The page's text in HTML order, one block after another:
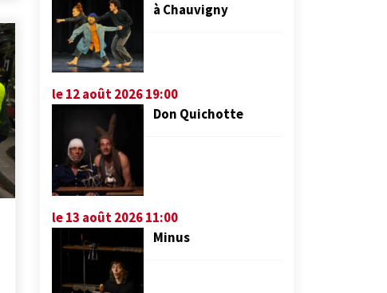
à Chauvigny
le 12 août 2026 19:00
Don Quichotte
le 13 août 2026 11:00
Minus